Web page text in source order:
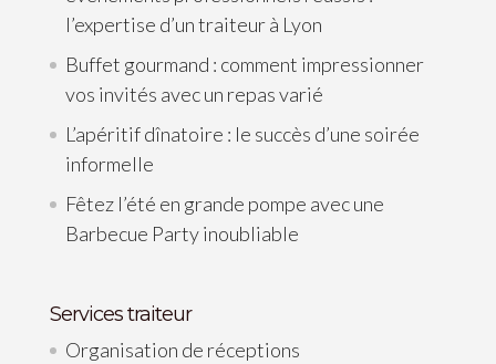
l’expertise d’un traiteur à Lyon
Buffet gourmand : comment impressionner
vos invités avec un repas varié
L’apéritif dînatoire : le succès d’une soirée
informelle
Fêtez l’été en grande pompe avec une
Barbecue Party inoubliable
Services traiteur
Organisation de réceptions